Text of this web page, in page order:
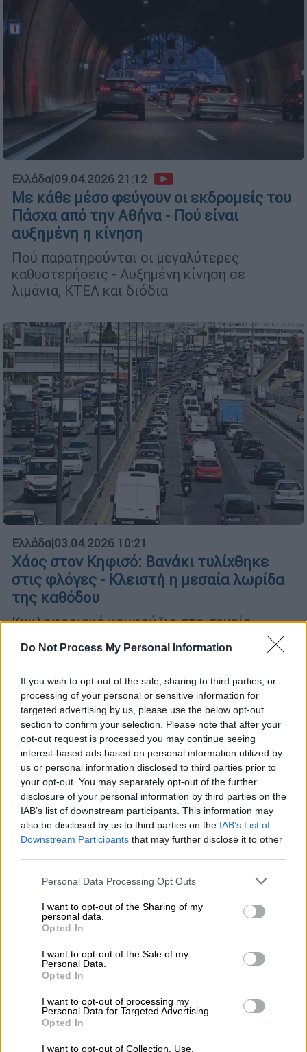
Do Not Process My Personal Information
If you wish to opt-out of the sale, sharing to third parties, or
processing of your personal or sensitive information for
targeted advertising by us, please use the below opt-out
section to confirm your selection. Please note that after your
opt-out request is processed you may continue seeing
interest-based ads based on personal information utilized by
us or personal information disclosed to third parties prior to
your opt-out. You may separately opt-out of the further
disclosure of your personal information by third parties on the
IAB’s list of downstream participants. This information may
also be disclosed by us to third parties on the IAB’s List of
Downstream Participants that may further disclose it to other
Please note that this website/app uses one or more Google
not limited to your visit or usage behaviour. You may click to
grant or deny consent to Google and its third-party tags to
use your data for below specified purposes in below Google
consent section.
Personal Data Processing Opt Outs
I want to opt-out of the Sharing of my
personal data.
Opted In
I want to opt-out of the Sale of my
Personal Data.
Opted In
I want to opt-out of processing my
Personal Data for Targeted Advertising.
Opted In
I want to opt-out of Collection, Use,
Ελλάδα|09.04.2026 21:12
Με κάθε μέσο φεύγουν οι εκδρομείς του
Πάσχα από την Αθήνα - Πού είναι
αυξημένη η κίνηση
Πού παρατηρούνται οι μεγαλύτερες
καθυστερήσεις - Αυξημένη κίνηση σε
λιμάνια, ΚΤΕΛ και διόδια
Ελλάδα|03.04.2026 10:21
Χάος στον Κηφισό: Βανάκι τυλίχθηκε
στις φλόγες - Κλειστή η μεσαία λωρίδα
της καθόδου
Κυκλοφοριακό κομφούζιο στο σημείο
Ελλάδα 30.03.2026 07:56
βδομάδα: «Κόλαση» ο Κηφισός - Πού
αλλού υπάρχουν καθυστερήσεις στην
Αττική
Δείτε αναλυτικά